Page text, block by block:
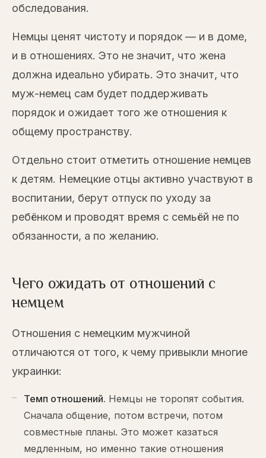
обследования.
Немцы ценят чистоту и порядок — и в доме,
и в отношениях. Это не значит, что жена
должна идеально убирать. Это значит, что
муж-немец сам будет поддерживать
порядок и ожидает того же отношения к
общему пространству.
Отдельно стоит отметить отношение немцев
к детям. Немецкие отцы активно участвуют в
воспитании, берут отпуск по уходу за
ребёнком и проводят время с семьёй не по
обязанности, а по желанию.
Чего ожидать от отношений с
немцем
Отношения с немецким мужчиной
отличаются от того, к чему привыкли многие
украинки:
Темп отношений. Немцы не торопят события.
Сначала общение, потом встречи, потом
совместные планы. Это может казаться
медленным, но именно такие отношения